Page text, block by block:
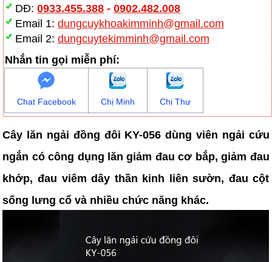
DĐ: 0933.455.388- 0902.482.008
Email 1: dungcuykhoakimminh@gmail.com
Email 2: dungcuytekimminh@gmail.com
Nhắn tin gọi miễn phí:
Chat Facebook Chị Minh Chị Thư
Cây lăn ngải đồng đôi KY-056 dùng viên ngải cứu
ngắn có công dụng lăn giảm đau cơ bắp, giảm đau
khớp, đau viêm dây thần kinh liên sườn, đau cột
sống lưng cổ và nhiều chức năng khác.